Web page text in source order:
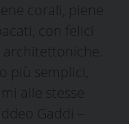
corali, piene
con felici
semplici,
alle stesse
Gaddi –